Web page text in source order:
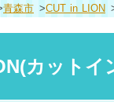
青森市 >CUT in LION
カットイ